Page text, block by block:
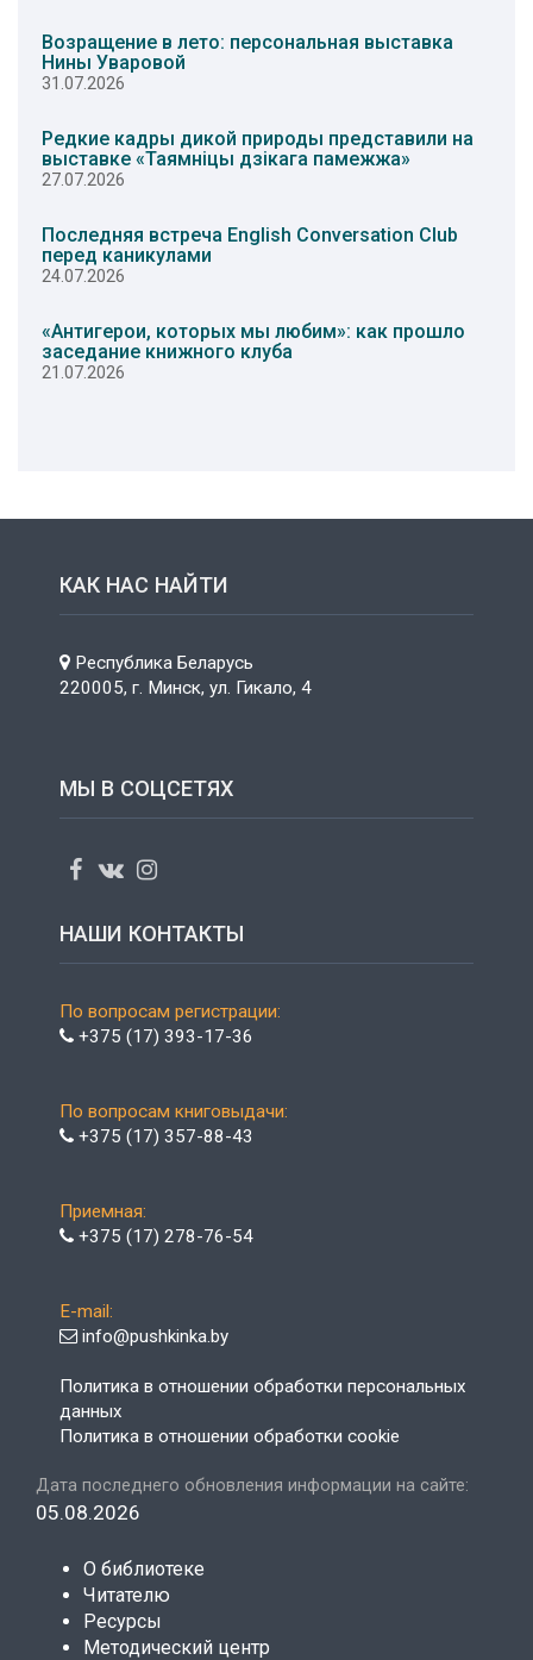
Возращение в лето: персональная выставка
Нины Уваровой
31.07.2026
Редкие кадры дикой природы представили на
выставке «Таямніцы дзікага памежжа»
27.07.2026
Последняя встреча English Conversation Club
перед каникулами
24.07.2026
«Антигерои, которых мы любим»: как прошло
заседание книжного клуба
21.07.2026
КАК НАС НАЙТИ
Республика Беларусь
220005, г. Минск, ул. Гикало, 4
МЫ В СОЦСЕТЯХ
НАШИ КОНТАКТЫ
По вопросам регистрации:
+375 (17) 393-17-36
По вопросам книговыдачи:
+375 (17) 357-88-43
Приемная:
+375 (17) 278-76-54
E-mail:
info@pushkinka.by
Политика в отношении обработки персональных
данных
Политика в отношении обработки cookie
Дата последнего обновления информации на сайте:
05.08.2026
О библиотеке
Читателю
Ресурсы
Методический центр